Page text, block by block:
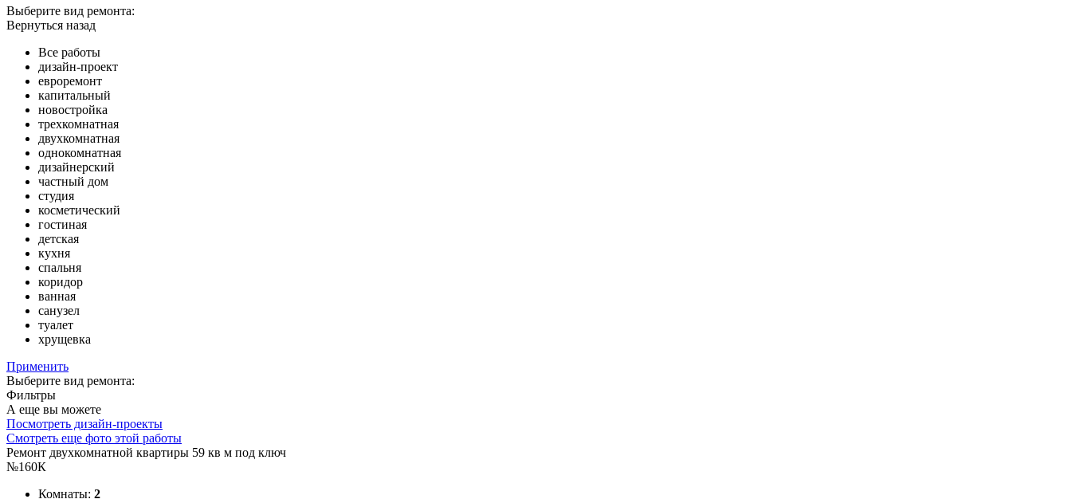
Выберите вид ремонта:
Вернуться назад
Все работы
дизайн-проект
евроремонт
капитальный
новостройка
трехкомнатная
двухкомнатная
однокомнатная
дизайнерский
частный дом
студия
косметический
гостиная
детская
кухня
спальня
коридор
ванная
санузел
туалет
хрущевка
Применить
Выберите вид ремонта:
Фильтры
А еще вы можете
Посмотреть дизайн-проекты
Смотреть еще фото этой работы
Ремонт двухкомнатной квартиры 59 кв м под ключ
№160К
Комнаты: 2